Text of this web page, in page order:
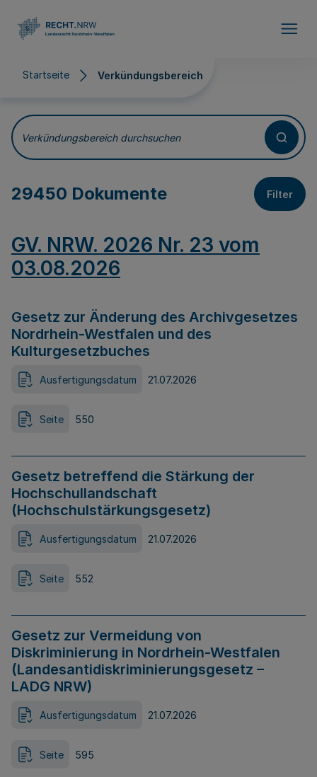
Startseite Verkündungsbereich
Verkündungsbereich
Verkündungsbereich durchsuchen
29450 Dokumente Filter
GV. NRW. 2026 Nr. 23 vom
03.08.2026
Gesetz zur Änderung des Archivgesetzes
Nordrhein-Westfalen und des
Kulturgesetzbuches
Ausfertigungsdatum 21.07.2026
Seite 550
Gesetz betreffend die Stärkung der
Hochschullandschaft
(Hochschulstärkungsgesetz)
Ausfertigungsdatum 21.07.2026
Seite 552
Gesetz zur Vermeidung von
Diskriminierung in Nordrhein-Westfalen
(Landesantidiskriminierungsgesetz –
LADG NRW)
Ausfertigungsdatum 21.07.2026
Seite 595